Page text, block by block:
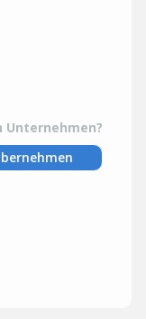
Unternehmen?